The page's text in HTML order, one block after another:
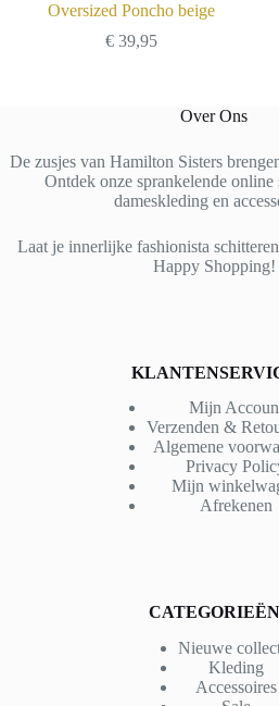
Oversized Poncho beige
€ 39,95
Over Ons
De zusjes van Hamilton Sisters
Ontdek onze sprankelende
dameskleding en
Laat je innerlijke fashionista
Happy Shopping!
Mijn
Verzenden &
Algemene
Privacy
Mijn
Afrekenen
CATEGORIEËN
Nieuwe
Kleding
Accessoires